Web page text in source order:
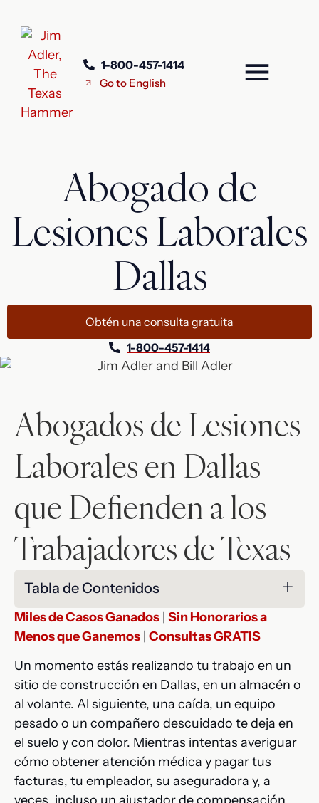
1-800-457-1414
Go to English
Abogado de
Lesiones Laborales
Dallas
Obtén una consulta gratuita
1-800-457-1414
Abogados de Lesiones
Laborales en Dallas
que Defienden a los
Trabajadores de Texas
Tabla de Contenidos
Miles de Casos Ganados Sin Honorarios a
Menos que Ganemos Consultas GRATIS
Un momento estás realizando tu trabajo en un
sitio de construcción en Dallas, en un almacén o
al volante. Al siguiente, una caída, un equipo
pesado o un compañero descuidado te deja en
el suelo y con dolor. Mientras intentas averiguar
cómo obtener atención médica y pagar tus
facturas, tu empleador, su aseguradora y, a